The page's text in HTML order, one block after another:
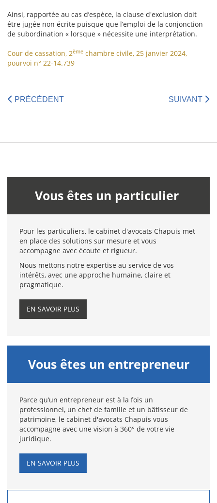
Ainsi, rapportée au cas d’espèce, la clause d'exclusion doit
être jugée non écrite puisque que l’emploi de la conjonction
de subordination « lorsque » nécessite une interprétation.
Cour de cassation, 2ème chambre civile, 25 janvier 2024,
pourvoi n° 22-14.739
PRÉCÉDENT SUIVANT
Vous êtes un particulier
Pour les particuliers, le cabinet d'avocats Chapuis met
en place des solutions sur mesure et vous
accompagne avec écoute et rigueur.
Nous mettons notre expertise au service de vos
intérêts, avec une approche humaine, claire et
pragmatique.
EN SAVOIR PLUS
Vous êtes un entrepreneur
Parce qu’un entrepreneur est à la fois un
professionnel, un chef de famille et un bâtisseur de
patrimoine, le cabinet d'avocats Chapuis vous
accompagne avec une vision à 360° de votre vie
juridique.
EN SAVOIR PLUS